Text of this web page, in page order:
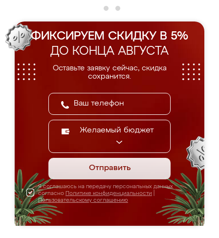
ФИКСИРУЕМ СКИДКУ В 5%
ДО КОНЦА АВГУСТА
Оставьте заявку сейчас, скидка
сохранится.
Желаемый бюджет
Отправить
Я соглашаюсь на передачу персональных данных
согласно Политике конфиденциальности
Пользовательскому соглашению